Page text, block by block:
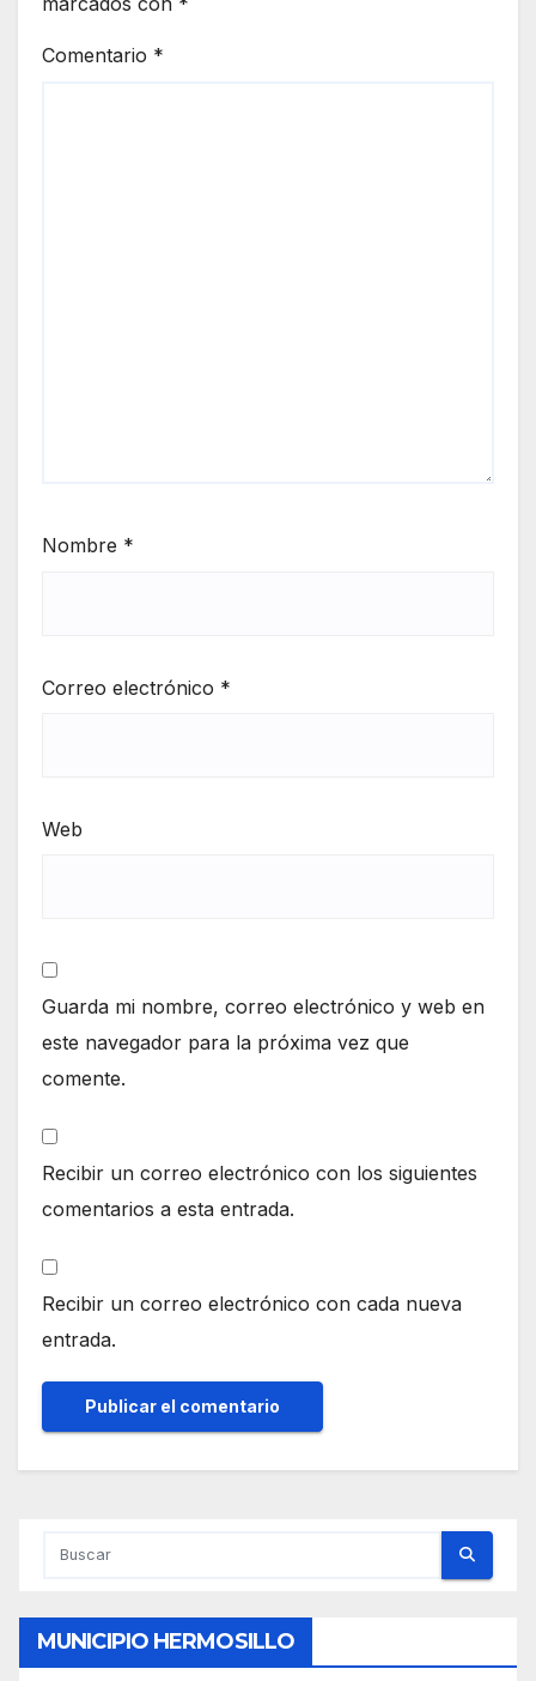
Comentario *
Nombre *
Correo electrónico *
Web
Guarda mi nombre, correo electrónico y web en
este navegador para la próxima vez que
comente.
Recibir un correo electrónico con los siguientes
comentarios a esta entrada.
Recibir un correo electrónico con cada nueva
entrada.
MUNICIPIO HERMOSILLO